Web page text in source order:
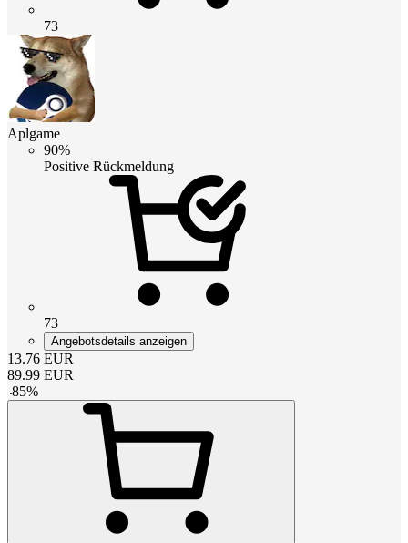
73
Aplgame
90%
Positive Rückmeldung
73
Angebotsdetails anzeigen
13.76 EUR
89.99 EUR
-85%